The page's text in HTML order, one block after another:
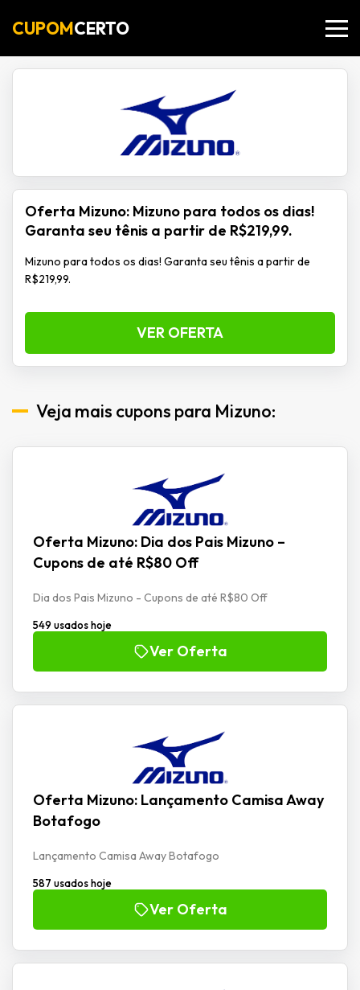
CUPOMCERTO
Oferta Mizuno: Mizuno para todos os dias!
Garanta seu tênis a partir de R$219,99.
Mizuno para todos os dias! Garanta seu tênis a partir de
R$219,99.
VER OFERTA
Veja mais cupons para Mizuno:
Oferta Mizuno: Dia dos Pais Mizuno –
Cupons de até R$80 Off
Dia dos Pais Mizuno - Cupons de até R$80 Off
549 usados hoje
Ver Oferta
Oferta Mizuno: Lançamento Camisa Away
Botafogo
Lançamento Camisa Away Botafogo
587 usados hoje
Ver Oferta